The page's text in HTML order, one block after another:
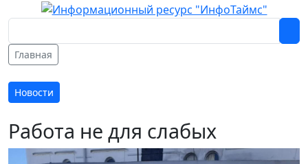
Главная
Новости
Работа не для слабых